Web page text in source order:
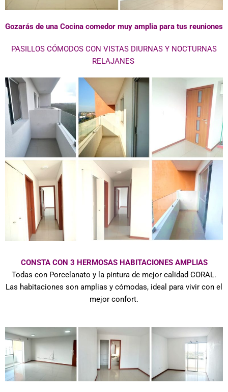
Gozarás de una Cocina comedor muy amplia para tus reuniones
PASILLOS CÓMODOS CON VISTAS DIURNAS Y NOCTURNAS
RELAJANES
CONSTA CON 3 HERMOSAS HABITACIONES AMPLIAS
Todas con Porcelanato y la pintura de mejor calidad CORAL.
Las habitaciones son amplias y cómodas, ideal para vivir con el
mejor confort.